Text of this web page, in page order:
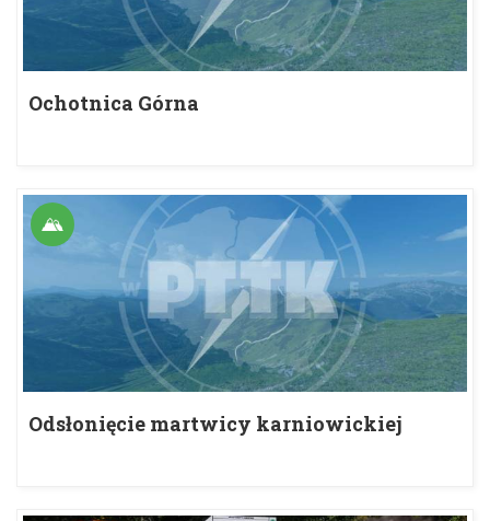
Ochotnica Górna
Odsłonięcie martwicy karniowickiej